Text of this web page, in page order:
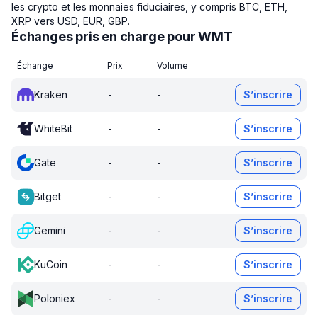
les crypto et les monnaies fiduciaires, y compris BTC, ETH,
XRP vers USD, EUR, GBP.
Échanges pris en charge pour WMT
Échange Prix Volume
Kraken - - S’inscrire
WhiteBit - - S’inscrire
Gate - - S’inscrire
Bitget - - S’inscrire
Gemini - - S’inscrire
KuCoin - - S’inscrire
Poloniex - - S’inscrire